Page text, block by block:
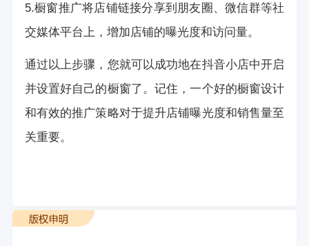
5.橱窗推广将店铺链接分享到朋友圈、微信群等社
交媒体平台上，增加店铺的曝光度和访问量。
通过以上步骤，您就可以成功地在抖音小店中开启
并设置好自己的橱窗了。记住，一个好的橱窗设计
和有效的推广策略对于提升店铺曝光度和销售量至
关重要。